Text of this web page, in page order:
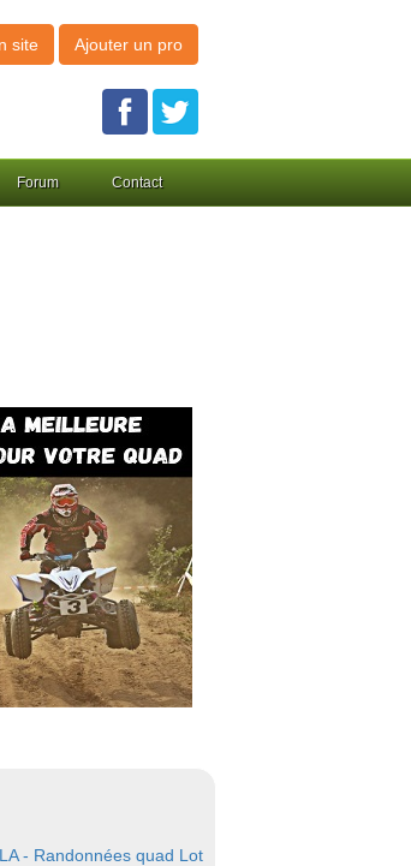
site Ajouter un pro
Forum Contact
- Randonnées quad Lot